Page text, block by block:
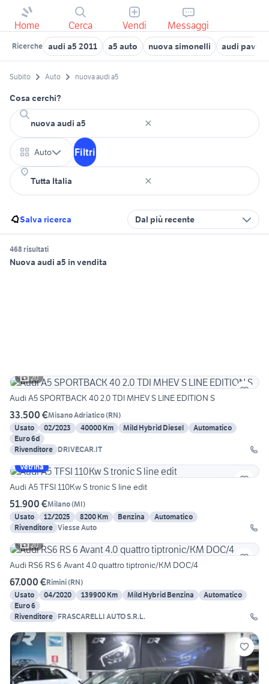
Home Cerca Vendi Messaggi
Ricerche audi a5 2011 a5 auto nuova simonelli audi pavia
Subito Auto nuova audi a5
Cosa cerchi?
Auto Filtri
Salva ricerca Dal più recente
468 risultati
Nuova audi a5 in vendita
20
Audi A5 SPORTBACK 40 2.0 TDI MHEV S LINE EDITION S
33.500 €Misano Adriatico(RN)
Usato
02/2023 40000 Km Mild Hybrid Diesel
Automatico
Euro 6d
Rivenditore DRIVECAR.IT
Vetrina
Audi A5 TFSI 110Kw S tronic S line edit
51.900 €Milano(MI)
Usato
12/2025 8200 Km Benzina
Automatico
Rivenditore Viesse Auto
20
Audi RS6 RS 6 Avant 4.0 quattro tiptronic/KM DOC/4
67.000 €Rimini(RN)
Usato
04/2020 139900 Km Mild Hybrid Benzina
Automatico
Euro 6
Rivenditore FRASCARELLI AUTO S.R.L.